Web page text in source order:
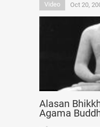
Video
Oct 20,
Alasan
Agama